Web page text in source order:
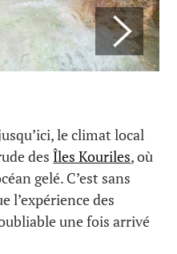
le climat local
desÎles Kouriles, où
gelé. C’est sans
l’expérience des
une fois arrivé